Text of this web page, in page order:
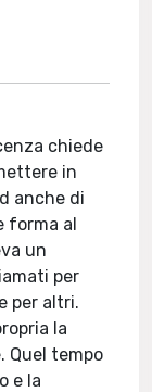
chiede
in
anche di
forma al
un
per
per altri.
la
Quel tempo
e la